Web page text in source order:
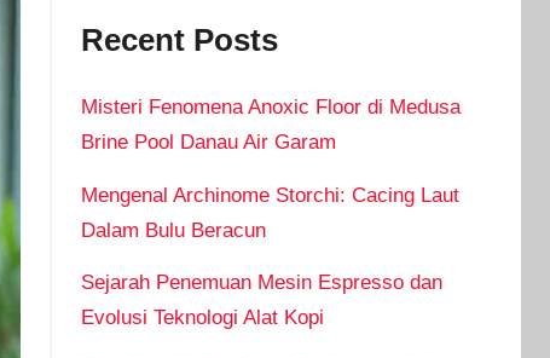
Recent Posts
Misteri Fenomena Anoxic Floor di Medusa
Brine Pool Danau Air Garam
Mengenal Archinome Storchi: Cacing Laut
Dalam Bulu Beracun
Sejarah Penemuan Mesin Espresso dan
Evolusi Teknologi Alat Kopi